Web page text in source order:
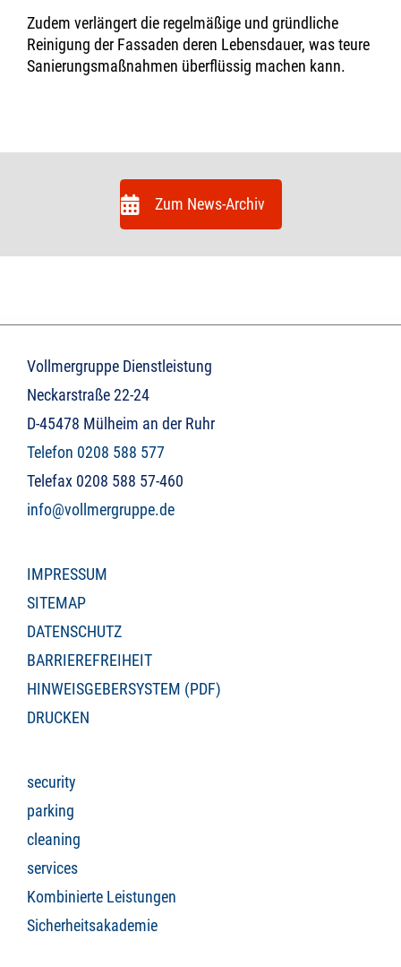
Zudem verlängert die regelmäßige und gründliche
Reinigung der Fassaden deren Lebensdauer, was teure
Sanierungsmaßnahmen überflüssig machen kann.
Zum News-Archiv
Vollmergruppe Dienstleistung
Neckarstraße 22-24
D-45478 Mülheim an der Ruhr
Telefon 0208 588 577
Telefax 0208 588 57-460
info@vollmergruppe.de
IMPRESSUM
SITEMAP
DATENSCHUTZ
BARRIEREFREIHEIT
HINWEISGEBERSYSTEM (PDF)
DRUCKEN
security
parking
cleaning
services
Kombinierte Leistungen
Sicherheitsakademie